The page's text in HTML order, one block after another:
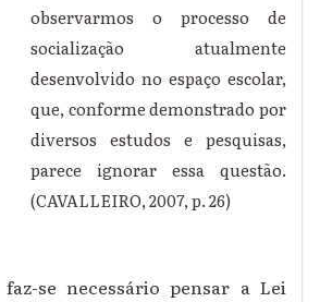
observarmos o processo de
socialização atualmente
desenvolvido no espaço escolar,
que, conforme demonstrado por
diversos estudos e pesquisas,
parece ignorar essa questão.
(CAVALLEIRO, 2007, p. 26)
se necessário pensar a Lei